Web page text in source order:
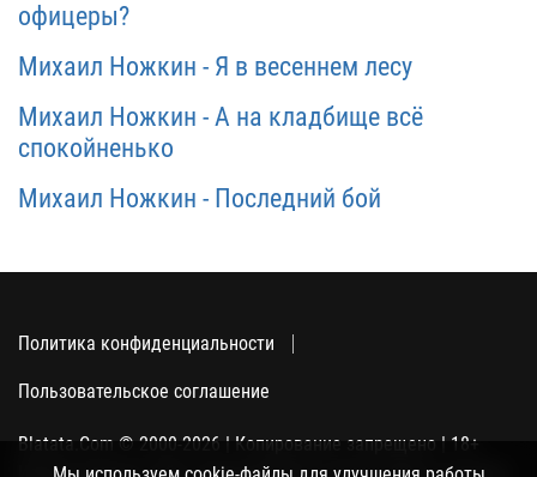
офицеры?
Михаил Ножкин - Я в весеннем лесу
Михаил Ножкин - А на кладбище всё
спокойненько
Михаил Ножкин - Последний бой
Политика конфиденциальности
Пользовательское соглашение
Blatata.Com © 2000-2026 | Копирование запрещено | 18+